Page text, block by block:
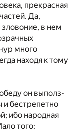
прекрасная
Да,
в нем
много
находя к тому
он выполз-
и бестрепетно
ибо народная
того: